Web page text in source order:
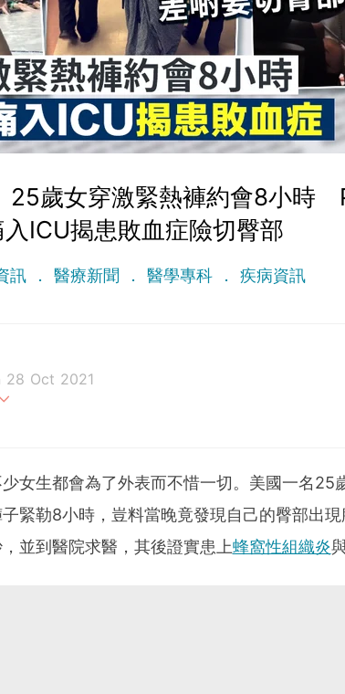
25歲女穿激緊熱褲約會8小時
入ICU揭患敗血症險切臀部
訊 醫療新聞 醫學專科 疾病資訊
28 Oct 2021
女生都會為了外表而不惜一切。美國一名25
緊勒8小時，豈料當晚竟發現自己的臀部出現
並到醫院求醫，其後證實患上蜂窩性組織炎